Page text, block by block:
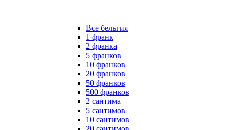
Все бельгия
1 франк
2 франка
5 франков
10 франков
20 франков
50 франков
500 франков
2 сантима
5 сантимов
10 сантимов